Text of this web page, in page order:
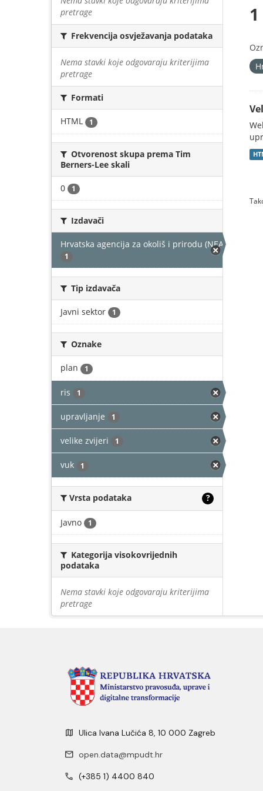
pretrage
Frekvencija osvježavanja podataka
Nema stavki koje odgovaraju kriterijima
pretrage
Formati
HTML 1
Otvorenost skupa prema Tim
Berners-Lee skali
0 1
Izdavači
Hrvatska agencija za okoliš i prirodu (NEAKTIVAN)
1
Tip izdavača
Javni sektor 1
Oznake
plan 1
ris 1
upravljanje 1
velike zvijeri 1
vuk 1
Vrsta podataka ?
Javno 1
Kategorija visokovrijednih
podataka
Nema stavki koje odgovaraju kriterijima
pretrage
1